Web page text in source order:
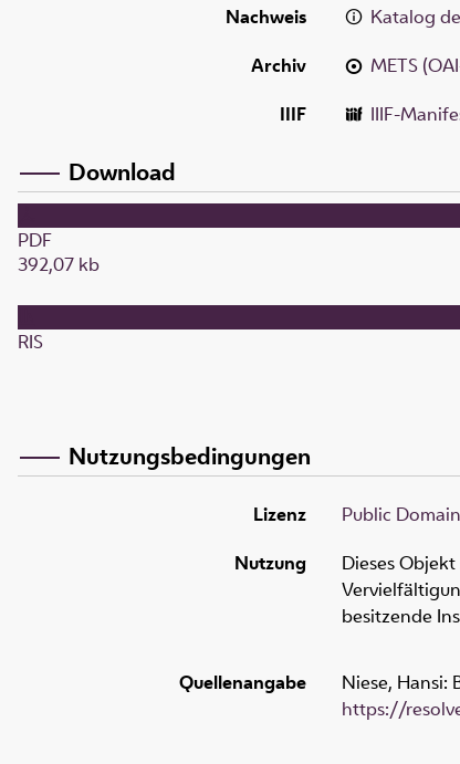
Nachweis
Katalog
Archiv
METS
IIIF
IIIF-
Download
PDF
392,07 kb
RIS
Nutzungsbedingungen
Lizenz
Public
Nutzung
Dieses
besitzende
Quellenangabe Niese, Hansi:
https://